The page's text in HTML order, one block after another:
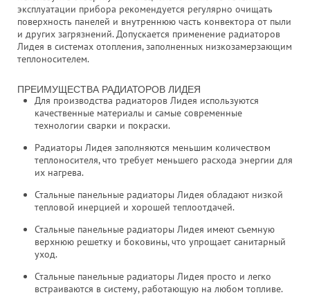
эксплуатации прибора рекомендуется регулярно очищать
поверхность панелей и внутреннюю часть конвектора от пыли
и других загрязнений. Допускается применение радиаторов
Лидея в системах отопления, заполненных низкозамерзающим
теплоносителем.
ПРЕИМУЩЕСТВА РАДИАТОРОВ ЛИДЕЯ
Для производства радиаторов Лидея используются
качественные материалы и самые современные
технологии сварки и покраски.
Радиаторы Лидея заполняются меньшим количеством
теплоносителя, что требует меньшего расхода энергии для
их нагрева.
Стальные панельные радиаторы Лидея обладают низкой
тепловой инерцией и хорошей теплоотдачей.
Стальные панельные радиаторы Лидея имеют съемную
верхнюю решетку и боковины, что упрощает санитарный
уход.
Стальные панельные радиаторы Лидея просто и легко
встраиваются в систему, работающую на любом топливе.